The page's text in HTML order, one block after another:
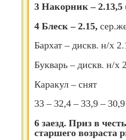
3 Накорник – 2.13,5
4 Блеск – 2.15,
Бархат – дискв. н/х
Букварь – дискв. н/х
Каракул – снят
33 – 32,4 – 33,9 – 30,9
6 заезд. Приз в
старшего возраста